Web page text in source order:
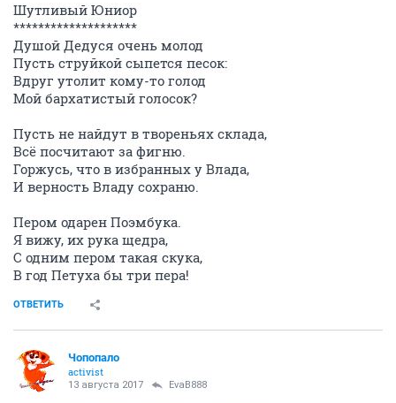
Шутливый Юниор
********************
Душой Дедуся очень молод
Пусть струйкой сыпется песок:
Вдруг утолит кому-то голод
Мой бархатистый голосок?
Пусть не найдут в твореньях склада,
Всё посчитают за фигню.
Горжусь, что в избранных у Влада,
И верность Владу сохраню.
Пером одарен Поэмбука.
Я вижу, их рука щедра,
С одним пером такая скука,
В год Петуха бы три пера!
ОТВЕТИТЬ
Чопопало
activist
13 августа 2017 EvaB888